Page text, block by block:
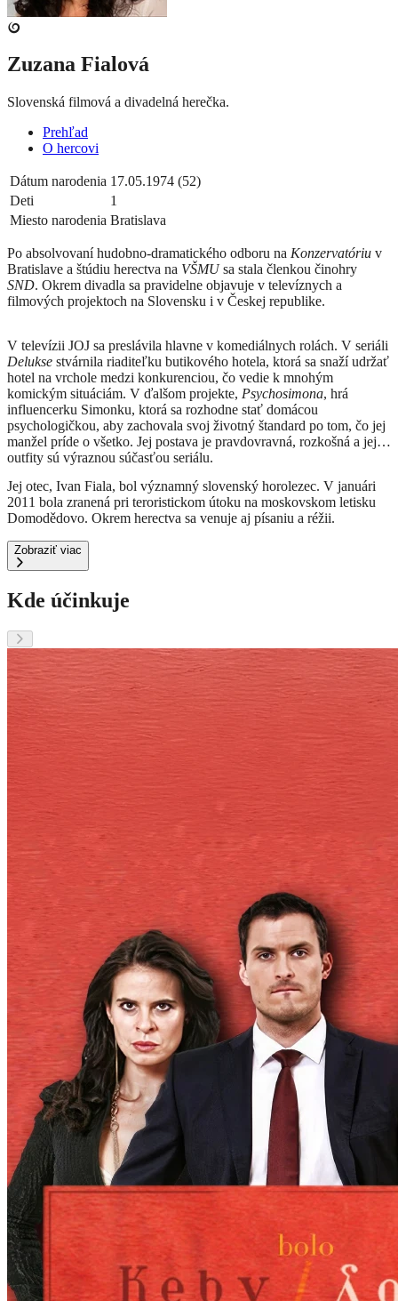
Zuzana Fialová
Slovenská filmová a divadelná herečka.
Prehľad
O hercovi
Dátum narodenia 17.05.1974 (52)
Deti
1
Miesto narodenia Bratislava
Po absolvovaní hudobno-dramatického odboru na Konzervatóriu v
Bratislave a štúdiu herectva na VŠMUsa stala členkou činohry
SND. Okrem divadla sa pravidelne objavuje v televíznych a
filmových projektoch na Slovensku i v Českej republike.
V televízii JOJ sa preslávila hlavne v komediálnych rolách. V seriáli
Delukse stvárnila riaditeľku butikového hotela, ktorá sa snaží udržať
hotel na vrchole medzi konkurenciou, čo vedie k mnohým
komickým situáciám. V ďalšom projekte, Psychosimona, hrá
influencerku Simonku, ktorá sa rozhodne stať domácou
psychologičkou, aby zachovala svoj životný štandard po tom, čo jej
manžel príde o všetko. Jej postava je pravdovravná, rozkošná a jej
outfity sú výraznou súčasťou seriálu.
Jej otec, Ivan Fiala, bol významný slovenský horolezec. V januári
2011 bola zranená pri teroristickom útoku na moskovskom letisku
Domodědovo. Okrem herectva sa venuje aj písaniu a réžii.
Zobraziť viac
Kde účinkuje